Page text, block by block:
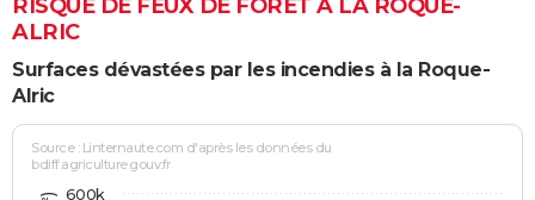
RISQUE DE FEUX DE FORÊT À LA ROQUE-
ALRIC
Surfaces dévastées par les incendies à la Roque-
Alric
Source : Linternaute.com d'après les données du
bdiff.agriculture.gouv.fr
600k